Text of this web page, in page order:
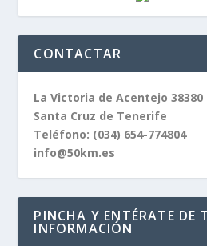
CONTACTAR
La Victoria de Acentejo 38380
Santa Cruz de Tenerife
Teléfono: (034) 654-774804
info@50km.es
PINCHA Y ENTÉRATE DE
INFORMACIÓN